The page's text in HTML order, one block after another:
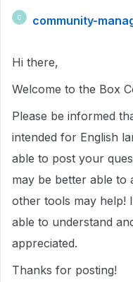
C community-
Hi there,
Welcome to the Box
Please be informed
intended for English
able to post your
may be better able to
other tools may help!
able to understand
appreciated.
Thanks for posting!